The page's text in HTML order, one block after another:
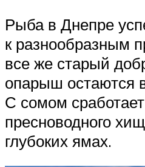
Рыба в Днепре
к разнообразным
все же старый
опарыш остаются
С сомом
пресноводного
глубоких ямах.